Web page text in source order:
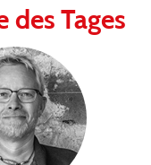
des Tages